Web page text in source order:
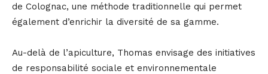
de Colognac, une méthode traditionnelle qui permet
également d’enrichir la diversité de sa gamme.
Au-delà de l’apiculture, Thomas envisage des initiatives
de responsabilité sociale et environnementale